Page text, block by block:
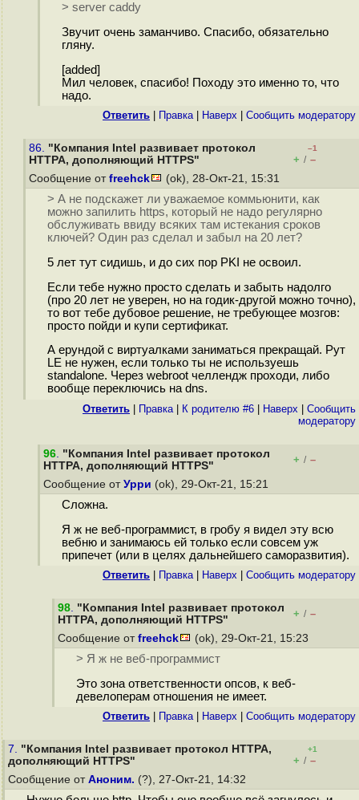
> server caddy
Звучит очень заманчиво. Спасибо, обязательно
гляну.
[added]
Мил человек, спасибо! Походу это именно то, что
надо.
Ответить Правка| Наверх Cообщить модератору
86. "Компания Intel развивает протокол
HTTPA, дополняющий HTTPS"
–1
+ / –
Сообщение от freehck (ok), 28-Окт-21, 15:31
> А не подскажет ли уважаемое коммьюнити, как
можно запилить https, который не надо регулярно
обслуживать ввиду всяких там истекания сроков
ключей? Один раз сделал и забыл на 20 лет?
5 лет тут сидишь, и до сих пор PKI не освоил.
Если тебе нужно просто сделать и забыть надолго
(про 20 лет не уверен, но на годик-другой можно точно),
то вот тебе дубовое решение, не требующее мозгов:
просто пойди и купи сертификат.
А ерундой с виртуалками заниматься прекращай. Рут
LE не нужен, если только ты не используешь
standalone. Через webroot челлендж проходи, либо
вообще переключись на dns.
Ответить Правка| К родителю #6 Наверх
Cообщить
модератору
96. "Компания Intel развивает протокол
HTTPA, дополняющий HTTPS"
+ / –
Сообщение от Урри (ok), 29-Окт-21, 15:21
Сложна.
Я ж не веб-программист, в гробу я видел эту всю
вебню и занимаюсь ей только если совсем уж
припечет (или в целях дальнейшего саморазвития).
Ответить Правка| Наверх Cообщить модератору
98. "Компания Intel развивает протокол
HTTPA, дополняющий HTTPS"
+ / –
Сообщение от freehck (ok), 29-Окт-21, 15:23
> Я ж не веб-программист
Это зона ответственности опсов, к веб-
девелоперам отношения не имеет.
Ответить Правка| Наверх Cообщить модератору
7. "Компания Intel развивает протокол HTTPA,
дополняющий HTTPS"
+1
+ / –
Сообщение от Аноним. (?), 27-Окт-21, 14:32